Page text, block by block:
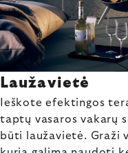
Laužavietė
Ieškote efektingos
taptų vasaros vakarų
būti laužavietė. Graži